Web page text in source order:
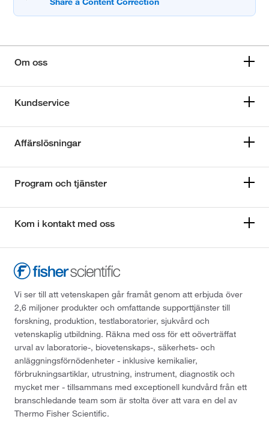
Om oss
Kundservice
Affärslösningar
Program och tjänster
Kom i kontakt med oss
Vi ser till att vetenskapen går framåt genom att erbjuda över
2,6 miljoner produkter och omfattande supporttjänster till
forskning, produktion, testlaboratorier, sjukvård och
vetenskaplig utbildning. Räkna med oss för ett oöverträffat
urval av laboratorie-, biovetenskaps-, säkerhets- och
anläggningsförnödenheter - inklusive kemikalier,
förbrukningsartiklar, utrustning, instrument, diagnostik och
mycket mer - tillsammans med exceptionell kundvård från ett
branschledande team som är stolta över att vara en del av
Thermo Fisher Scientific.